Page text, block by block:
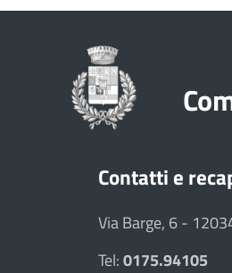
Contatti e
Via Barge, 6 -
Tel:0175.94105